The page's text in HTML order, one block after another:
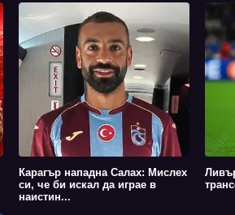
Карагър нападна Салах: Мислех
си, че би искал да играе в
наистин...